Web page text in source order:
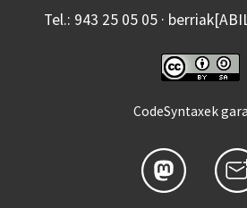
Tel.: 943 25 05 05 ·
CodeSyntaxek